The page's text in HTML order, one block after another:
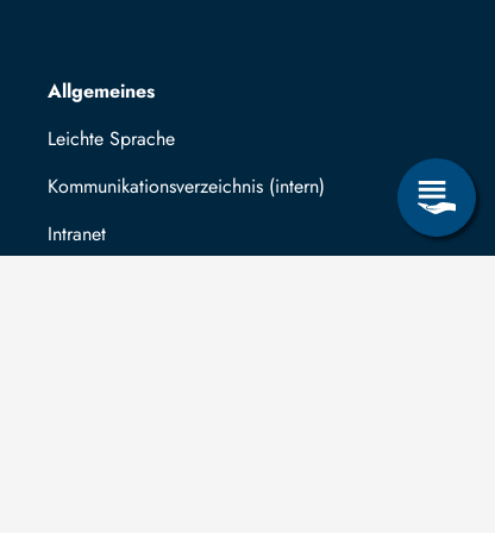
Allgemeines
Leichte Sprache
Kommunikationsverzeichnis (intern)
Intranet